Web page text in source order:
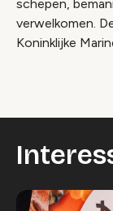
schepen,
verwelkomen.
Koninklijke